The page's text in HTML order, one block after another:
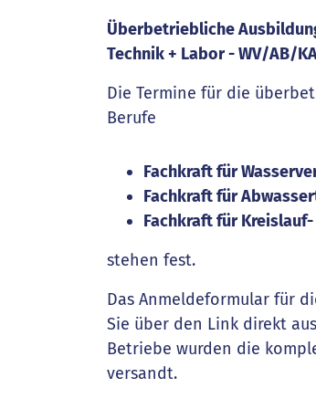
Überbetriebliche
Technik + Labor - WV/AB/
Die Termine für die
Berufe
Fachkraft für
Fachkraft für
Fachkraft für
stehen fest.
Das Anmeldeformular für
Sie über den Link direkt
Betriebe wurden die
versandt.